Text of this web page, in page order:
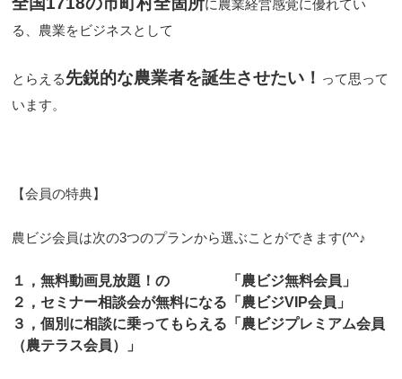
に農業経営感覚に優れてい
る、農業をビジネスとして
とらえる先鋭的な農業者を誕生させたい！ って思って
います。
【会員の特典】
農ビジ会員は次の3つのプランから選ぶことができます(^^♪
１，無料動画見放題！の
「農ビジ無料会員」
２，セミナー相談会が無料になる 「農ビジVIP会員」
３，個別に相談に乗ってもらえる 「農ビジプレミアム会員
（農テラス会員）」